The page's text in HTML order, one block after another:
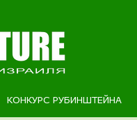
КОНКУРС РУБИНШТЕЙНА